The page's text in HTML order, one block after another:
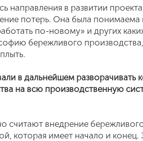
направления в развитии
потерь. Она была понимаема
по-новому» и других
бережливого производства,
в дальнейшем разворачивать
на всю производственную
считают внедрение
которая имеет начало и